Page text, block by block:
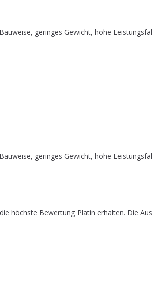
geringes Gewicht, hohe
höchste Bewertung Platin erhalten. Die
geringes Gewicht, hohe